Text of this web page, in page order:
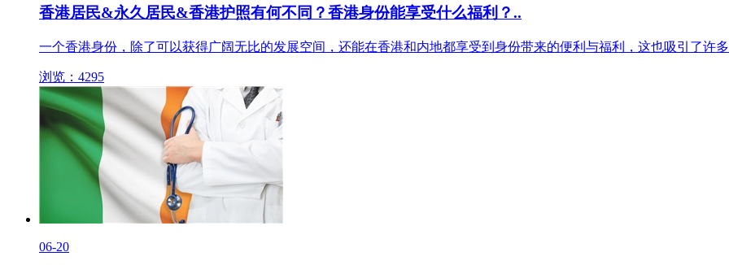
香港居民&永久居民&香港护照有何不同？香港身份能享受什么福利？..
一个香港身份，除了可以获得广阔无比的发展空间，还能在香港和内地都享受到身份带来的便利与福利，这也吸引了许多
浏览：4295
06-20